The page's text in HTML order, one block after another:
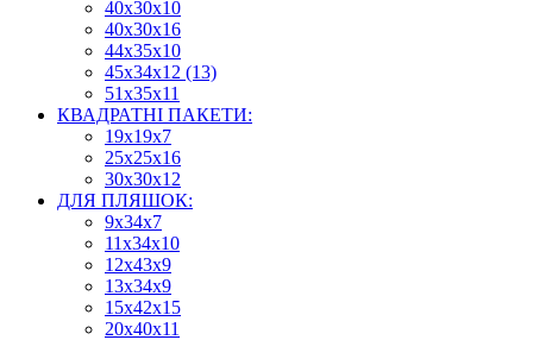
40х30х10
40х30х16
44х35х10
45х34х12 (13)
51х35х11
КВАДРАТНІ ПАКЕТИ:
19х19х7
25х25х16
30х30х12
ДЛЯ ПЛЯШОК:
9х34х7
11х34х10
12х43х9
13х34х9
15х42х15
20х40х11